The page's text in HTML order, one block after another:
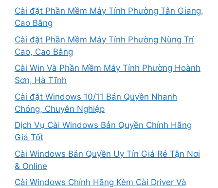
Cài đặt Phần Mềm Máy Tính Phường Tân Giang,
Cao Bằng
Cài đặt Phần Mềm Máy Tính Phường Nùng Trí
Cao, Cao Bằng
Cài Win Và Phần Mềm Máy Tính Phường Hoành
Sơn, Hà Tĩnh
Cài đặt Windows 10/11 Bản Quyền Nhanh
Chóng, Chuyên Nghiệp
Dịch Vụ Cài Windows Bản Quyền Chính Hãng
Giá Tốt
Cài Windows Bản Quyền Uy Tín Giá Rẻ Tận Nơi
& Online
Cài Windows Chính Hãng Kèm Cài Driver Và